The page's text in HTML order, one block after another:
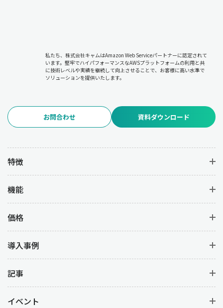
私たち、株式会社キャムはAmazon Web Serviceパートナーに認定されて
います。堅牢でハイパフォーマンスなAWSプラットフォームの利用と共
に技術レベルや実績を継続して向上させることで、お客様に高い水準で
ソリューションを提供いたします。
お問合わせ 資料ダウンロード
特徴
機能
価格
導入事例
記事
イベント